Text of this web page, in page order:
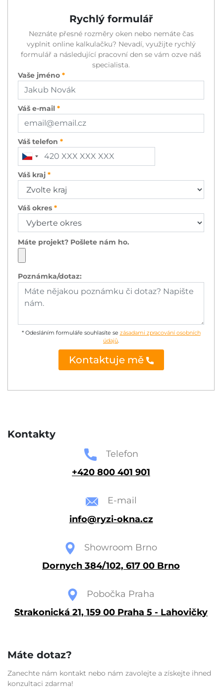
Rychlý formulář
Neznáte přesné rozměry oken nebo nemáte čas
vyplnit online kalkulačku? Nevadí, využijte rychlý
formulář a následující pracovní den se vám ozve náš
specialista.
Vaše jméno
Váš e-mail
Váš telefon
Váš kraj
Váš okres
Máte projekt? Pošlete nám ho.
Poznámka/dotaz:
* Odesláním formuláře souhlasíte se zásadami zpracování osobních
údajů.
Kontaktuje mě
Máte dotaz?
Zanechte nám kontakt nebo nám zavolejte a získejte ihned
konzultaci zdarma!
Kontakty
Telefon
+420 800 401 901
E-mail
info@ryzi-okna.cz
Showroom Brno
Dornych 384/102, 617 00 Brno
Pobočka Praha
Strakonická 21, 159 00 Praha 5 - Lahovičky